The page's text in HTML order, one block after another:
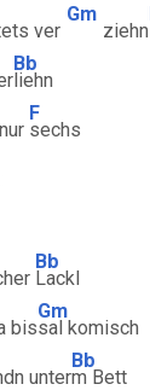
ver
Gm
ziehn
Bb
liehn
F
sechs
Bb
Lackl
bis
Gm
sal komisch
unter
Bb
m Bett